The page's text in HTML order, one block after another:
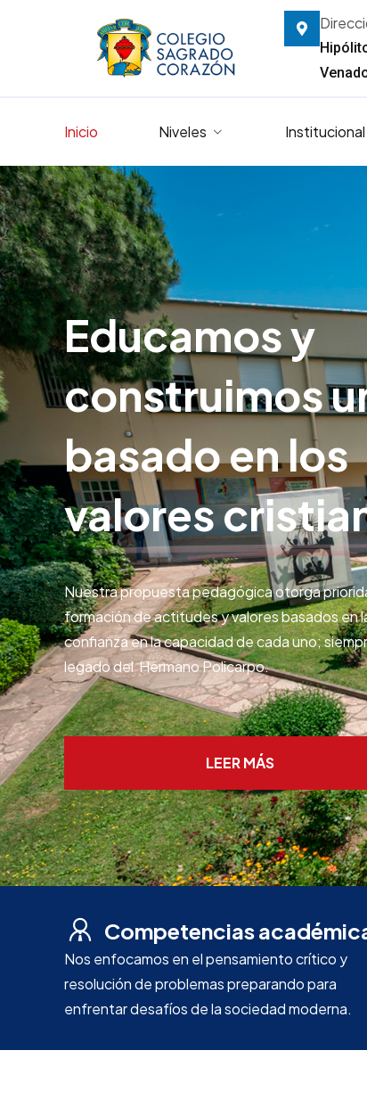
Inicio Niveles Institucional
Educamos y
construimos
basado en los
valores
Nuestra propuesta pedagógica otorga
formación de actitudes y valores basados en
confianza en la capacidad de cada uno;
legado del Hermano Policarpo.
LEER MÁS
Competencias
Nos enfocamos en el pensamiento crítico y
resolución de problemas preparando para
enfrentar desafíos de la sociedad moderna.